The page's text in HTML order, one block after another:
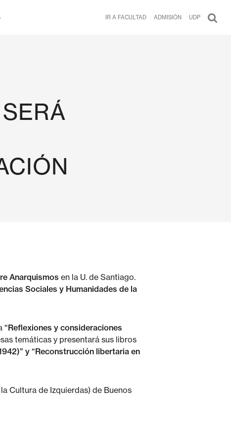
IR A FACULTAD ADMISIÓN UDP
Anarquismos en la U. de Santiago.
Sociales y Humanidades de la
“Reflexiones y consideraciones
temáticas y presentará sus libros
y “Reconstrucción libertaria en
Cultura de Izquierdas) de Buenos